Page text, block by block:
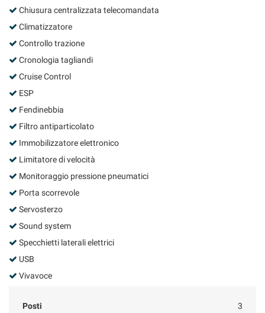
Chiusura centralizzata telecomandata
Climatizzatore
Controllo trazione
Cronologia tagliandi
Cruise Control
ESP
Fendinebbia
Filtro antiparticolato
Immobilizzatore elettronico
Limitatore di velocità
Monitoraggio pressione pneumatici
Porta scorrevole
Servosterzo
Sound system
Specchietti laterali elettrici
USB
Vivavoce
Posti 3